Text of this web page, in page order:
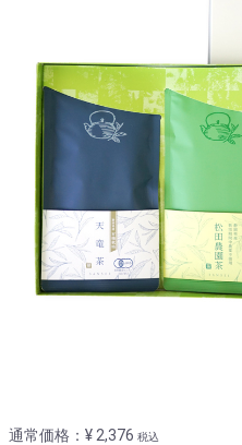
通常価格： ¥ 2,376 税込